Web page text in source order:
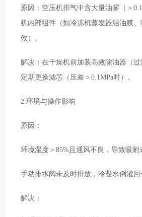
原因：空压机排气中含大量油雾（＞
机内部组件（如冷冻机蒸发器结油膜
效）。
解决：在干燥机前加装高效除油器（过
定期更换滤芯（压差＞0.1MPa时）。
2.环境与操作影响
原因：
环境湿度＞85%且通风不良，导致吸附
手动排水阀未及时排放，冷凝水倒灌回
解决：